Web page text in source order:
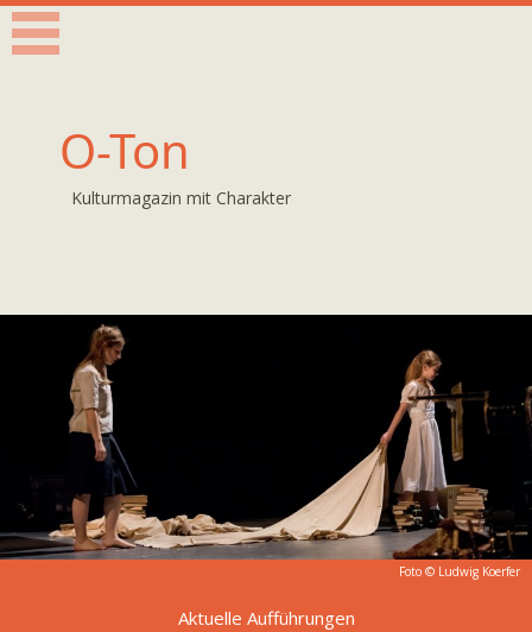
O-Ton
Kulturmagazin mit Charakter
Foto © Ludwig Koerfer
Aktuelle Aufführungen